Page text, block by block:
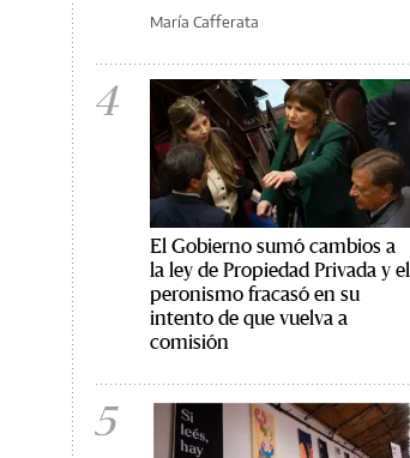
María Cafferata
4
El Gobierno sumó cambios a
la ley de Propiedad Privada y el
peronismo fracasó en su
intento de que vuelva a
comisión
5